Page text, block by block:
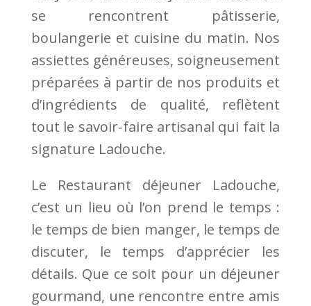
se rencontrent pâtisserie,
boulangerie et cuisine du matin. Nos
assiettes généreuses, soigneusement
préparées à partir de nos produits et
d’ingrédients de qualité, reflètent
tout le savoir-faire artisanal qui fait la
signature Ladouche.
Le Restaurant déjeuner Ladouche,
c’est un lieu où l’on prend le temps :
le temps de bien manger, le temps de
discuter, le temps d’apprécier les
détails. Que ce soit pour un déjeuner
gourmand, une rencontre entre amis